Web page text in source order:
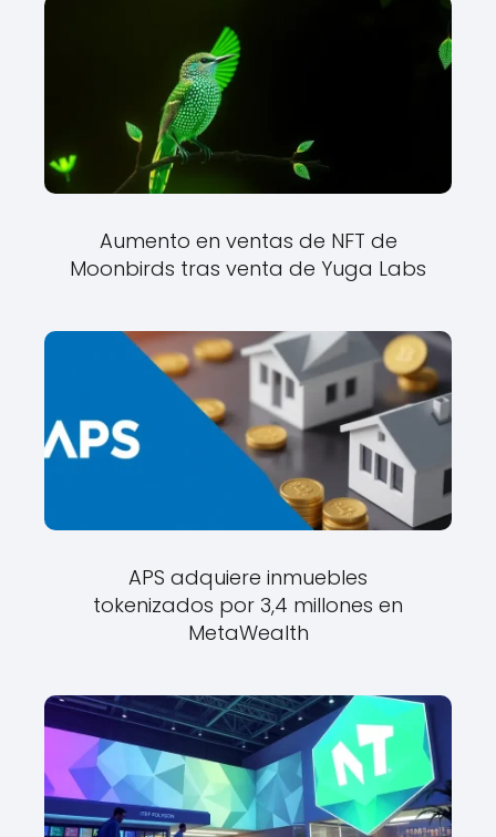
Aumento en ventas de NFT de
Moonbirds tras venta de Yuga Labs
APS adquiere inmuebles
tokenizados por 3,4 millones en
MetaWealth